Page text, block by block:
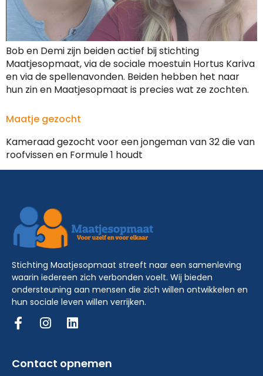
Bob en Demi zijn beiden actief bij stichting
Maatjesopmaat, via de sociale moestuin Hortus Kariva
en via de spellenavonden. Beiden hebben het naar
hun zin en Maatjesopmaat is precies wat ze zochten.
Maatje gezocht
Kameraad gezocht voor een jongeman van 32 die van
roofvissen en Formule 1 houdt
Stichting Maatjesopmaat streeft naar een samenleving
waarin iedereen zich verbonden voelt. Wij bieden
ondersteuning aan mensen die zich willen ontwikkelen en
hun sociale leven willen verrijken.
Contact opnemen